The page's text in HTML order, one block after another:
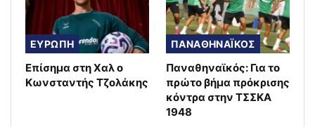
ΕΥΡΩΠΗ
Επίσημα στη Χαλ ο
Κωνσταντής Τζολάκης
ΠΑΝΑΘΗΝΑΪΚΟΣ
Παναθηναϊκός: Για το
πρώτο βήμα πρόκρισης
κόντρα στην ΤΣΣΚΑ
1948